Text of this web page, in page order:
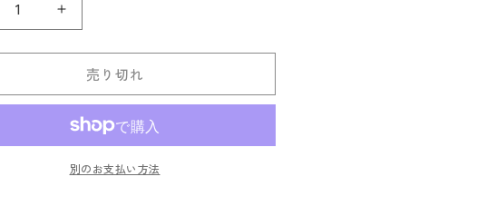
we
enough&lt;
ィ
ー
ノ
ー
売り切れ
別のお支払い方法